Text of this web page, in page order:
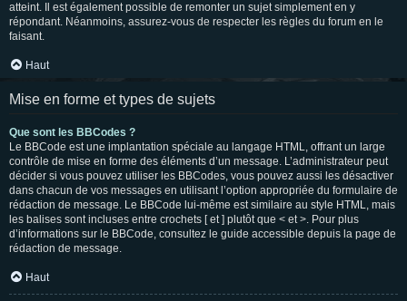
atteint. Il est également possible de remonter un sujet simplement en y
répondant. Néanmoins, assurez-vous de respecter les règles du forum en le
faisant.
Haut
Mise en forme et types de sujets
Que sont les BBCodes ?
Le BBCode est une implantation spéciale au langage HTML, offrant un large
contrôle de mise en forme des éléments d’un message. L’administrateur peut
décider si vous pouvez utiliser les BBCodes, vous pouvez aussi les désactiver
dans chacun de vos messages en utilisant l’option appropriée du formulaire de
rédaction de message. Le BBCode lui-même est similaire au style HTML, mais
les balises sont incluses entre crochets [ et ] plutôt que < et >. Pour plus
d’informations sur le BBCode, consultez le guide accessible depuis la page de
rédaction de message.
Haut